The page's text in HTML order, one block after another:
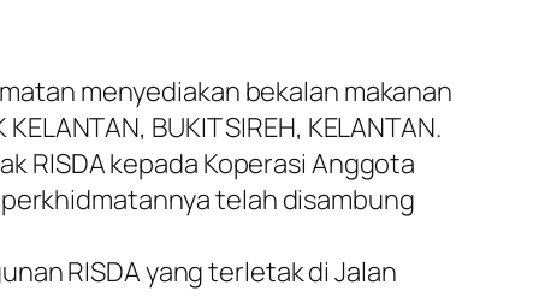
menyediakan bekalan makanan
BUKIT SIREH, KELANTAN.
RISDA kepada Koperasi Anggota
perkhidmatannya telah disambung
RISDA yang terletak di Jalan